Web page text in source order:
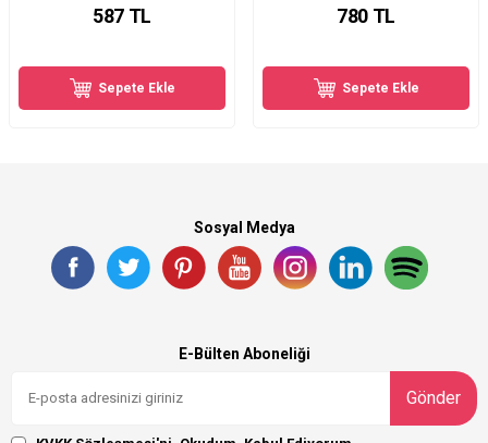
587 TL
Sepete Ekle
780 TL
Sepete Ekle
Sosyal Medya
E-Bülten Aboneliği
Gönder